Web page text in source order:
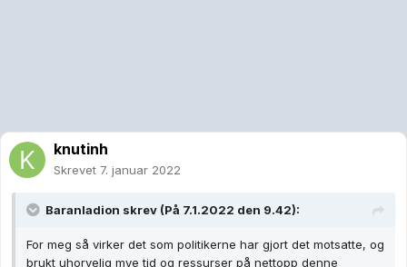
knutinh
Skrevet 7. januar 2022
Baranladion skrev (På 7.1.2022 den 9.42):
For meg så virker det som politikerne har gjort det motsatte, og
brukt uhorvelig mye tid og ressurser på nettopp denne